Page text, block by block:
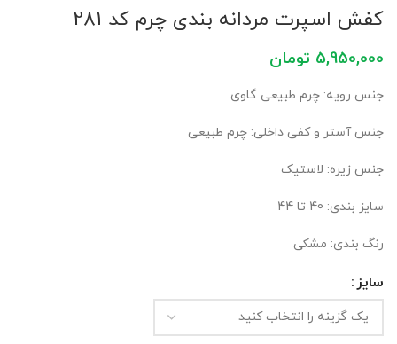
کفش اسپرت مردانه بندی چرم کد 281
5,950,000 تومان
جنس رویه: چرم طبیعی گاوی
جنس آستر و کفی داخلی: چرم طبیعی
جنس زیره: لاستیک
سایز بندی: 40 تا 44
رنگ بندی: مشکی
سایز